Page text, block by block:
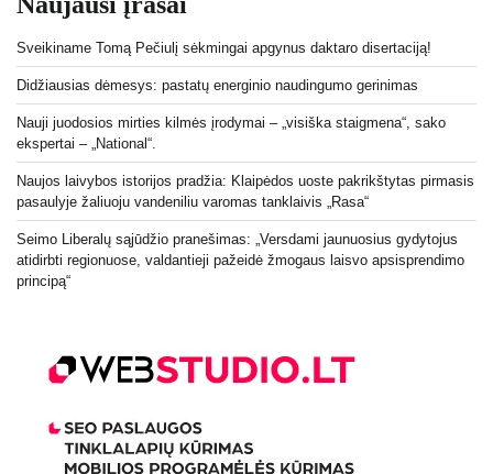
Sveikiname Tomą Pečiulį sėkmingai apgynus daktaro disertaciją!
Didžiausias dėmesys: pastatų energinio naudingumo gerinimas
Nauji juodosios mirties kilmės įrodymai – „visiška staigmena“, sako
ekspertai – „National“.
Naujos laivybos istorijos pradžia: Klaipėdos uoste pakrikštytas pirmasis
pasaulyje žaliuoju vandeniliu varomas tanklaivis „Rasa“
Seimo Liberalų sąjūdžio pranešimas: „Versdami jaunuosius gydytojus
atidirbti regionuose, valdantieji pažeidė žmogaus laisvo apsisprendimo
principą“